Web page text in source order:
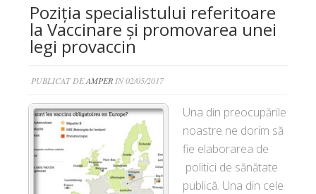
Poziția specialistului referitoare
la Vaccinare și promovarea unei
legi provaccin
PUBLICAT DEAMPER IN 02/05/2017
Una din preocupările
noastre ne dorim să
fie elaborarea de
politici de sănătate
publică. Una din cele